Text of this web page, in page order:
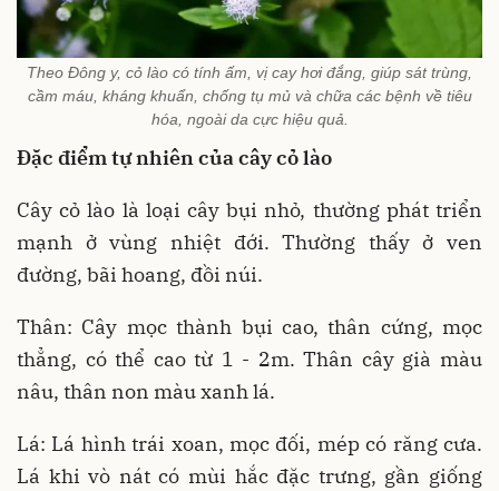
Theo Đông y, cỏ lào có tính ấm, vị cay hơi đắng, giúp sát trùng,
cầm máu, kháng khuẩn, chống tụ mủ và chữa các bệnh về tiêu
hóa, ngoài da cực hiệu quả.
Đặc điểm tự nhiên của cây cỏ lào
Cây cỏ lào là loại cây bụi nhỏ, thường phát triển
mạnh ở vùng nhiệt đới. Thường thấy ở ven
đường, bãi hoang, đồi núi.
Thân: Cây mọc thành bụi cao, thân cứng, mọc
thẳng, có thể cao từ 1 - 2m. Thân cây già màu
nâu, thân non màu xanh lá.
Lá: Lá hình trái xoan, mọc đối, mép có răng cưa.
Lá khi vò nát có mùi hắc đặc trưng, gần giống